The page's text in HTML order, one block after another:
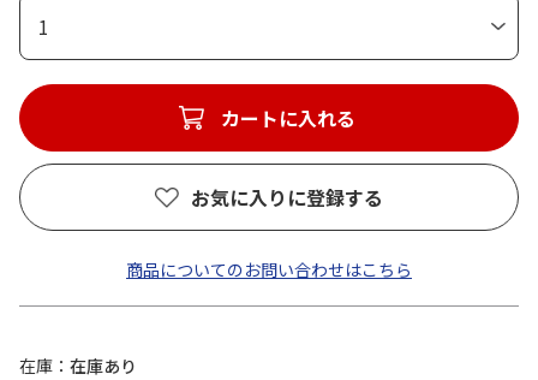
1
カートに入れる
お気に入りに登録する
商品についてのお問い合わせはこちら
在庫
在庫あり